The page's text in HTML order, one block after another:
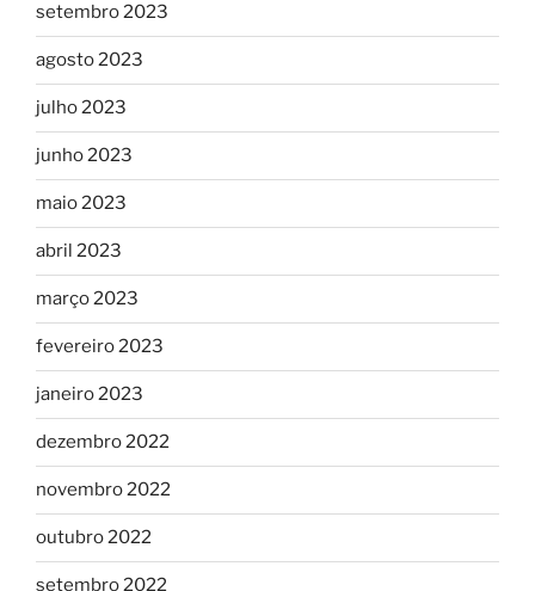
setembro 2023
agosto 2023
julho 2023
junho 2023
maio 2023
abril 2023
março 2023
fevereiro 2023
janeiro 2023
dezembro 2022
novembro 2022
outubro 2022
setembro 2022